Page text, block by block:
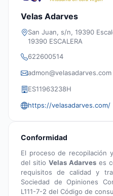
Velas Adarves
San Juan, s/n, 19390
19390 ESCALERA
622600514
admon@velasadarves.com
ES11963238H
https://velasadarves.com/
Conformidad
El proceso de recopilación
del sitio Velas Adarves es
requisitos de calidad y
Sociedad de Opiniones
L111-7-2 del Código de